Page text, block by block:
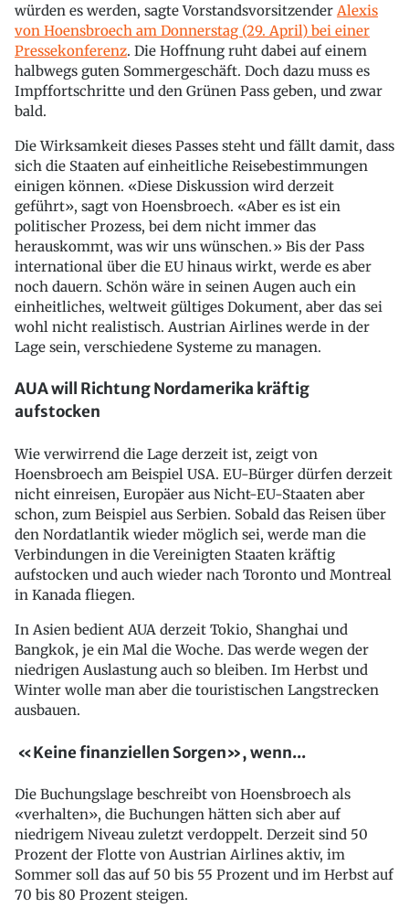
würden es werden, sagte Vorstandsvorsitzender Alexis
von Hoensbroech am Donnerstag (29. April) bei einer
Pressekonferenz. Die Hoffnung ruht dabei auf einem
halbwegs guten Sommergeschäft. Doch dazu muss es
Impffortschritte und den Grünen Pass geben, und zwar
bald.
Die Wirksamkeit dieses Passes steht und fällt damit, dass
sich die Staaten auf einheitliche Reisebestimmungen
einigen können. «Diese Diskussion wird derzeit
geführt», sagt von Hoensbroech. «Aber es ist ein
politischer Prozess, bei dem nicht immer das
herauskommt, was wir uns wünschen.» Bis der Pass
international über die EU hinaus wirkt, werde es aber
noch dauern. Schön wäre in seinen Augen auch ein
einheitliches, weltweit gültiges Dokument, aber das sei
wohl nicht realistisch. Austrian Airlines werde in der
Lage sein, verschiedene Systeme zu managen.
AUA will Richtung Nordamerika kräftig
aufstocken
Wie verwirrend die Lage derzeit ist, zeigt von
Hoensbroech am Beispiel USA. EU-Bürger dürfen derzeit
nicht einreisen, Europäer aus Nicht-EU-Staaten aber
schon, zum Beispiel aus Serbien. Sobald das Reisen über
den Nordatlantik wieder möglich sei, werde man die
Verbindungen in die Vereinigten Staaten kräftig
aufstocken und auch wieder nach Toronto und Montreal
in Kanada fliegen.
In Asien bedient AUA derzeit Tokio, Shanghai und
Bangkok, je ein Mal die Woche. Das werde wegen der
niedrigen Auslastung auch so bleiben. Im Herbst und
Winter wolle man aber die touristischen Langstrecken
ausbauen.
«Keine finanziellen Sorgen», wenn...
Die Buchungslage beschreibt von Hoensbroech als
«verhalten», die Buchungen hätten sich aber auf
niedrigem Niveau zuletzt verdoppelt. Derzeit sind 50
Prozent der Flotte von Austrian Airlines aktiv, im
Sommer soll das auf 50 bis 55 Prozent und im Herbst auf
70 bis 80 Prozent steigen.